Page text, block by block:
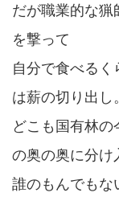
だが職業的な猟
を撃って
自分で食べるく
は薪の切り出し。
どこも国有林
の奥の奥に分け
誰のもんでもな